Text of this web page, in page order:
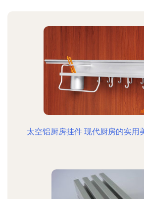
太空铝厨房挂件 现代厨房的实用